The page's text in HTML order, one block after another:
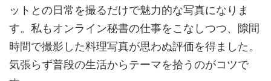
ットとの日常を撮るだけで魅力的な写真になりま
す。私もオンライン秘書の仕事をこなしつつ、隙間
時間で撮影した料理写真が思わぬ評価を得ました。
気張らず普段の生活からテーマを拾うのがコツで